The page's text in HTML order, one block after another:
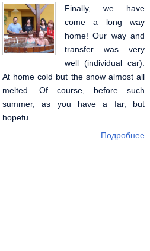
Finally, we have
come a long way
home! Our way and
transfer was very
well (individual car).
At home cold but the snow almost all
melted. Of course, before such
summer, as you have a far, but
hopefu
Подробнее
отдыхали семьей с
2 детьми в мае.все
очень понравилось-
уютный двор с
качелью и
песочницей(дочь 4 лет это очень
порадовало).очень приятные и
внимательные хозяева, дали круги
и талоны со скидкой для
Подробнее